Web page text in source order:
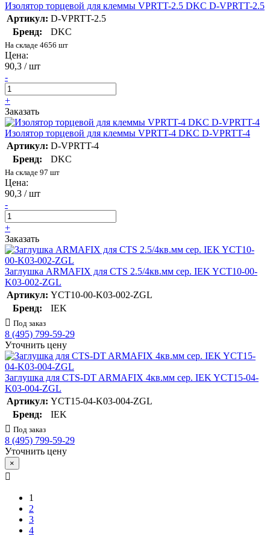
Изолятор торцевой для клеммы VPRTT-2.5 DKC D-VPRTT-2.5
Артикул: D-VPRTT-2.5
Бренд:
DKC
На складе 4656 шт
Цена:
90,3 / шт
-
+
Заказать
Изолятор торцевой для клеммы VPRTT-4 DKC D-VPRTT-4
Артикул: D-VPRTT-4
Бренд:
DKC
На складе 97 шт
Цена:
90,3 / шт
-
+
Заказать
Заглушка ARMAFIX для CTS 2.5/4кв.мм сер. IEK YCT10-00-
K03-002-ZGL
Артикул: YCT10-00-K03-002-ZGL
Бренд:
IEK
Под заказ
8 (495) 799-59-29
Уточнить цену
Заглушка для CTS-DT ARMAFIX 4кв.мм сер. IEK YCT15-04-
K03-004-ZGL
Артикул: YCT15-04-K03-004-ZGL
Бренд:
IEK
Под заказ
8 (495) 799-59-29
Уточнить цену
×
1
2
3
4